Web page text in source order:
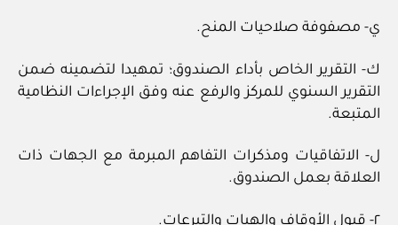
ي- مصفوفة صلاحيات المنح.
ك- التقرير الخاص بأداء الصندوق؛ تمهيدا لتضمينه ضمن
التقرير السنوي للمركز والرفع عنه وفق الإجراءات النظامية
المتبعة.
ل- الاتفاقيات ومذكرات التفاهم المبرمة مع الجهات ذات
العلاقة بعمل الصندوق.
٢- قبول الأوقاف والهبات والتبرعات.